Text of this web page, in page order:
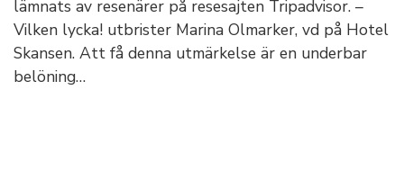
lämnats av resenärer på resesajten Tripadvisor. –
Vilken lycka! utbrister Marina Olmarker, vd på Hotel
Skansen. Att få denna utmärkelse är en underbar
belöning…